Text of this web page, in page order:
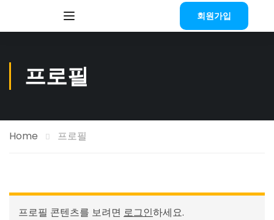
회원가입
프로필
Home 프로필
프로필 콘텐츠를 보려면 로그인하세요.